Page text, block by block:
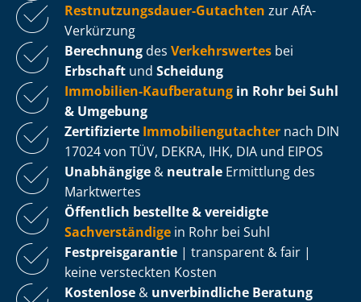
Rest­nut­zungs­dau­er-Gutachten zur AfA-
Verkürzung
Berechnung des Verkehrswertes bei
Erbschaft und Scheidung
Immobilien-Kaufberatung in Rohr bei Suhl
& Umgebung
Zertifizierte Im­mo­bi­li­en­gut­ach­ter nach DIN
17024 von TÜV, DEKRA, IHK, DIA und EIPOS
Unabhängige & neutrale Ermittlung des
Marktwertes
Öffentlich bestellte & vereidigte
Sachverständige in Rohr bei Suhl
Fest­preis­ga­ran­tie | transparent & fair |
keine versteckten Kosten
Kostenlose & unverbindliche Beratung